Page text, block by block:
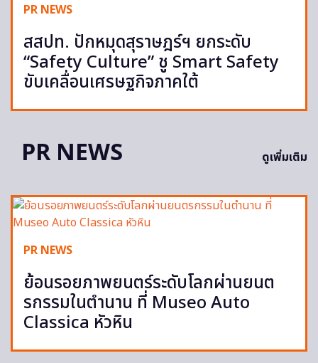
PR NEWS
สสปท. ปักหมุดสุราษฎร์ฯ ยกระดับ
“Safety Culture” ชู Smart Safety
ขับเคลื่อนเศรษฐกิจภาคใต้
PR NEWS ดูเพิ่มเติม
PR NEWS
ย้อนรอยภาพยนตร์ระดับโลกผ่านยนต
รกรรมในตำนาน ที่ Museo Auto
Classica หัวหิน